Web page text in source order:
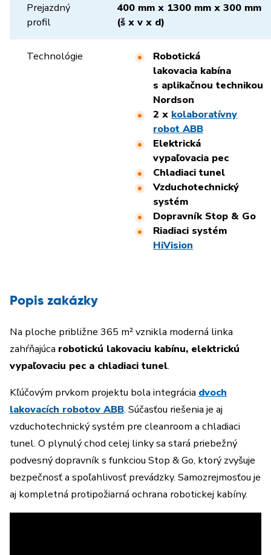
Prejazdný
profil
400 mm x 1300 mm x 300 mm
(š x v x d)
Technológie
Robotická
lakovacia kabína
s aplikačnou technikou
Nordson
2 x kolaboratívny
robot ABB
Elektrická
vypaľovacia pec
Chladiaci tunel
Vzduchotechnický
systém
Dopravník Stop & Go
Riadiaci systém
HiVision
Popis zakázky
Na ploche približne 365 m² vznikla moderná linka
zahŕňajúca robotickú lakovaciu kabínu, elektrickú
vypaľovaciu pec a chladiaci tunel.
Kľúčovým prvkom projektu bola integrácia dvoch
lakovacích robotov ABB. Súčasťou riešenia je aj
vzduchotechnický systém pre cleanroom a chladiaci
tunel. O plynulý chod celej linky sa stará priebežný
podvesný dopravník s funkciou Stop & Go, ktorý zvyšuje
bezpečnosť a spoľahlivosť prevádzky. Samozrejmosťou je
aj kompletná protipožiarná ochrana robotickej kabíny.